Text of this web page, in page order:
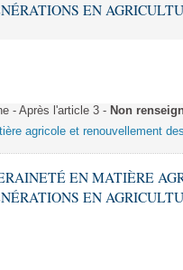
EN
- Après l'article 3 - Non
agricole et renouvellement
EN MATIÈRE
EN